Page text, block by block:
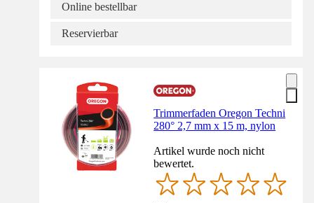
Online bestellbar
Reservierbar
Trimmerfaden Oregon Techni
280° 2,7 mm x 15 m, nylon
Artikel wurde noch nicht
bewertet.